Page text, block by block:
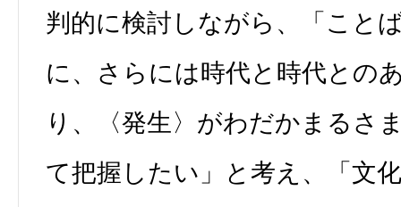
判的に検討しながら、「こと
に、さらには時代と時代との
り、〈発生〉がわだかまるさ
て把握したい」と考え、「文